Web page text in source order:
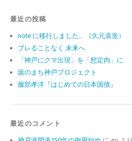
最近の投稿
note に移行しました。（久元喜造）
ブレることなく 未来へ
「神戸にクマ出現」を「想定内」に
坂のまち神戸プロジェクト
服部孝洋『はじめての日本国債』
最近のコメント